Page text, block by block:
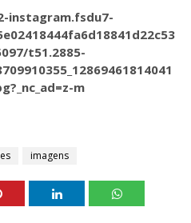
imagens